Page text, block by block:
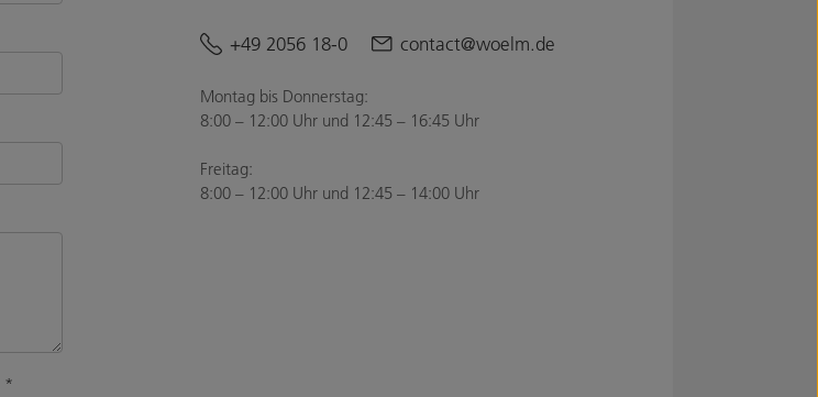
*
+49 2056 18-0 contact@woelm.de
Montag bis Donnerstag:
8:00 – 12:00 Uhr und 12:45 – 16:45 Uhr
Freitag:
8:00 – 12:00 Uhr und 12:45 – 14:00 Uhr